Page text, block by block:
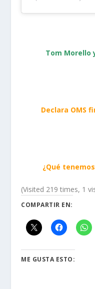
Tom Morello
Declara OMS
¿Qué
(Visited 219 times, 1
COMPARTIR EN:
ME GUSTA ESTO: